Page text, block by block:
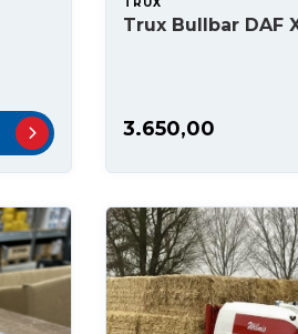
Trux Bullbar DAF
3.650,00